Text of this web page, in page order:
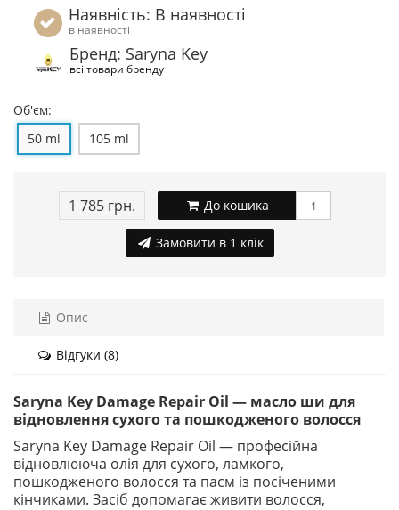
Наявність: В наявності
в наявності
Бренд: Saryna Key
всі товари бренду
Об'єм:
50 ml
105 ml
1 785 грн. До кошика
Замовити в 1 клік
Опис
Відгуки (8)
Saryna Key Damage Repair Oil — масло ши для
відновлення сухого та пошкодженого волосся
Saryna Key Damage Repair Oil — професійна
відновлююча олія для сухого, ламкого,
пошкодженого волосся та пасм із посіченими
кінчиками. Засіб допомагає живити волосся,